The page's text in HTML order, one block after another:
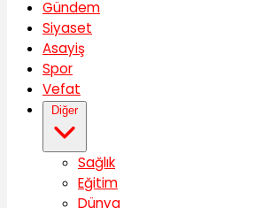
Gündem
Siyaset
Asayiş
Spor
Vefat
Diğer
Sağlık
Eğitim
Dünya